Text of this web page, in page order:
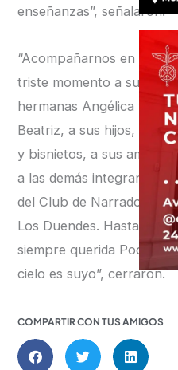
enseñanzas”, señalaron.
“Acompañarnos en este
triste momento a sus
hermanas Angélica y
Beatriz, a sus hijos, nietos
y bisnietos, a sus amigas,
a las demás integrantes
del Club de Narradoras
Los Duendes. Hasta
siempre querida Pocha. El
cielo es suyo”, cerraron.
COMPARTIR CON TUS AMIGOS